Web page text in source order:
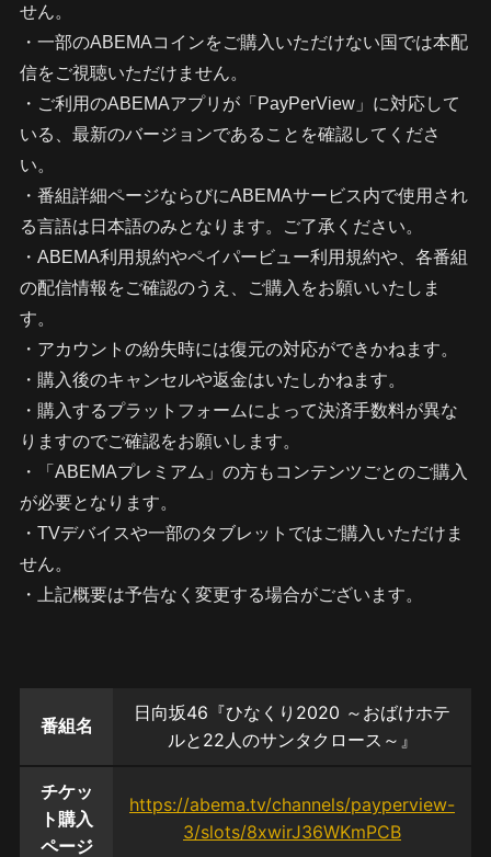
せん。
・一部のABEMAコインをご購入いただけない国では本配
信をご視聴いただけません。
・ご利用のABEMAアプリが「PayPerView」に対応して
いる、最新のバージョンであることを確認してくださ
い。
・番組詳細ページならびにABEMAサービス内で使用され
る言語は日本語のみとなります。ご了承ください。
・ABEMA利用規約やペイパービュー利用規約や、各番組
の配信情報をご確認のうえ、ご購入をお願いいたしま
す。
・アカウントの紛失時には復元の対応ができかねます。
・購入後のキャンセルや返金はいたしかねます。
・購入するプラットフォームによって決済手数料が異な
りますのでご確認をお願いします。
・「ABEMAプレミアム」の方もコンテンツごとのご購入
が必要となります。
・TVデバイスや一部のタブレットではご購入いただけま
せん。
・上記概要は予告なく変更する場合がございます。